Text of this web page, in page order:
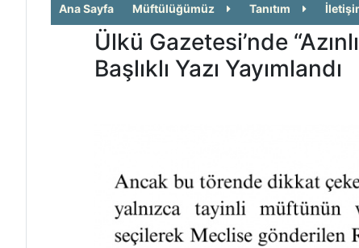
Ana Sayfa Müftülüğümüz Tanıtım
Ülkü Gazetesi’nde
Başlıklı Yazı Yayımlandı